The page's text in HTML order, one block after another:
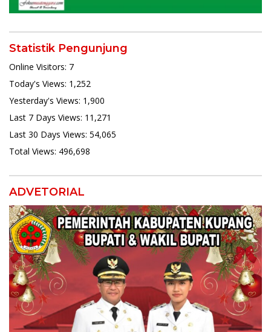
Statistik Pengunjung
Online Visitors: 7
Today's Views: 1,252
Yesterday's Views: 1,900
Last 7 Days Views: 11,271
Last 30 Days Views: 54,065
Total Views: 496,698
ADVETORIAL